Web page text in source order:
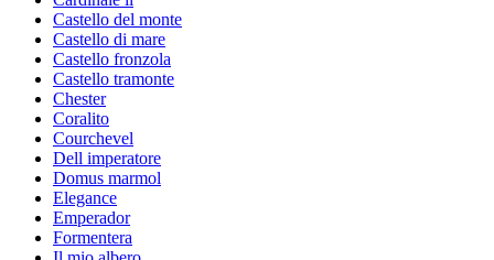
Castello del monte
Castello di mare
Castello fronzola
Castello tramonte
Chester
Coralito
Courchevel
Dell imperatore
Domus marmol
Elegance
Emperador
Formentera